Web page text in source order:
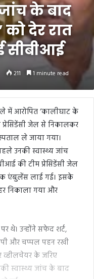
के बाद
देर रात
सीबीआई
211 1 minute read
में आरोपित ‘कालीघाट के
जेल से निकालकर
ले जाया गया।
उनकी स्वास्थ्य जांच
की टीम प्रेसिडेंसी जेल
एंबुलेंस लाई गई। इसके
निकाला गया और
थे। उन्होंने सफेद शर्ट,
और चप्पल पहन रखी
व्हीलचेयर के जरिए
स्वास्थ्य जांच के बाद